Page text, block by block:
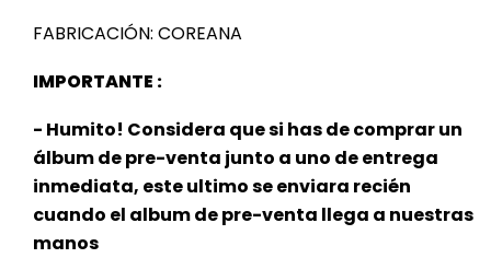
FABRICACIÓN: COREANA
IMPORTANTE :
- Humito! Considera que si has de comprar un
álbum de pre-venta junto a uno de entrega
inmediata, esteultimo se enviara recién
cuando el album de pre-venta llega a nuestras
manos